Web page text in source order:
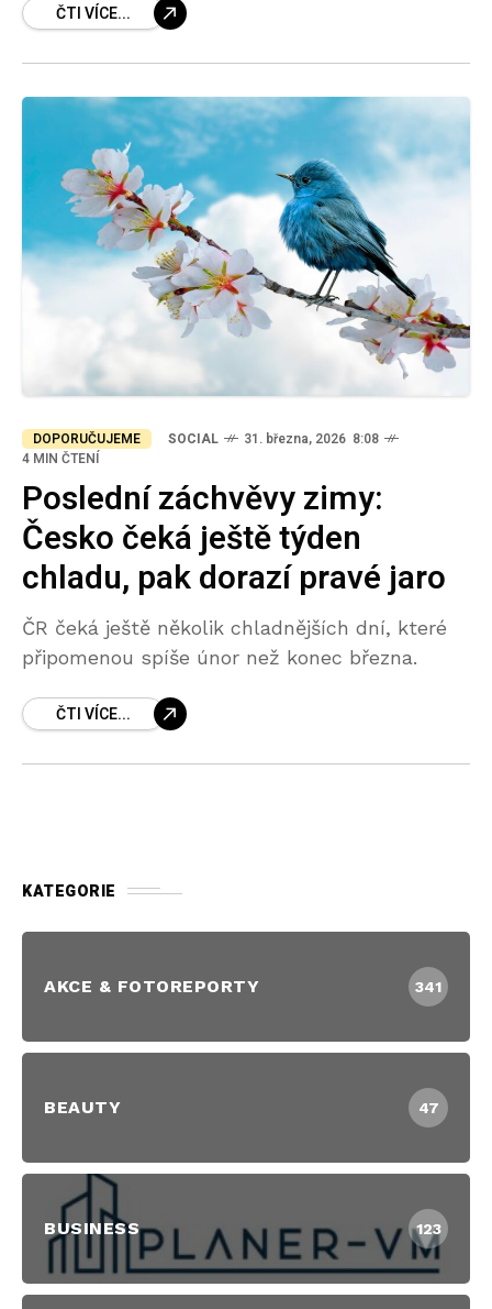
ČTI VÍCE...
DOPORUČUJEME SOCIAL
31. března, 2026 8:08
4 MIN ČTENÍ
Poslední záchvěvy zimy:
Česko čeká ještě týden
chladu, pak dorazí pravé jaro
ČR čeká ještě několik chladnějších dní, které
připomenou spíše únor než konec března.
ČTI VÍCE...
KATEGORIE
AKCE & FOTOREPORTY 341
BEAUTY 47
BUSINESS 123